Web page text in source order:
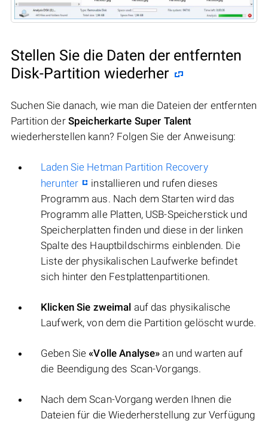
Stellen Sie die Daten der entfernten
Disk-Partition wiederher
Suchen Sie danach, wie man die Dateien der entfernten
Partition der Speicherkarte Super Talent
wiederherstellen kann? Folgen Sie der Anweisung:
Laden Sie Hetman Partition Recovery
herunter
installieren und rufen dieses
Programm aus. Nach dem Starten wird das
Programm alle Platten, USB-Speicherstick und
Speicherplatten finden und diese in der linken
Spalte des Hauptbildschirms einblenden. Die
Liste der physikalischen Laufwerke befindet
sich hinter den Festplattenpartitionen.
Klicken Sie zweimal auf das physikalische
Laufwerk, von dem die Partition gelöscht wurde.
Geben Sie«Volle Analyse» an und warten auf
die Beendigung des Scan-Vorgangs.
Nach dem Scan-Vorgang werden Ihnen die
Dateien für die Wiederherstellung zur Verfügung